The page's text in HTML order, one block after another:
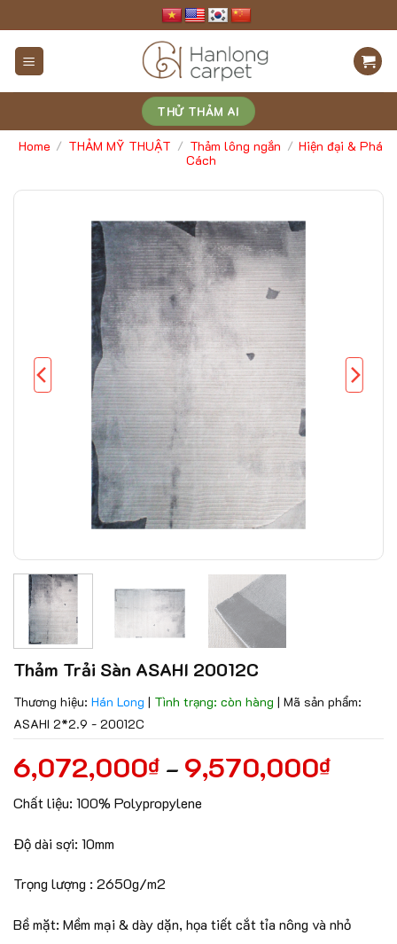
to
content
THỬ THẢM AI
Home / THẢM MỸ THUẬT / Thảm lông ngắn / Hiện đại & Phá
Cách
Thảm Trải Sàn ASAHI 20012C
Thương hiệu: Hán Long | Tình trạng: còn hàng | Mã sản phẩm:
ASAHI 2*2.9 - 20012C
6,072,000₫ – 9,570,000₫
Chất liệu: 100% Polypropylene
Độ dài sợi: 10mm
Trọng lượng : 2650g/m2
Bề mặt: Mềm mại & dày dặn, họa tiết cắt tỉa nông và nhỏ